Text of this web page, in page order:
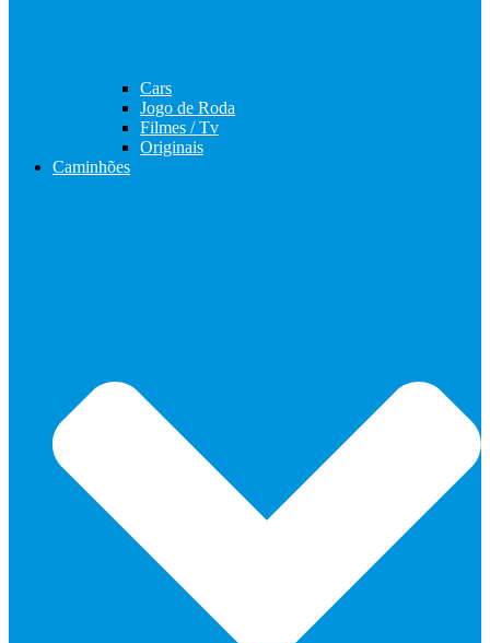
Cars
Jogo de Roda
Filmes / Tv
Originais
Caminhões